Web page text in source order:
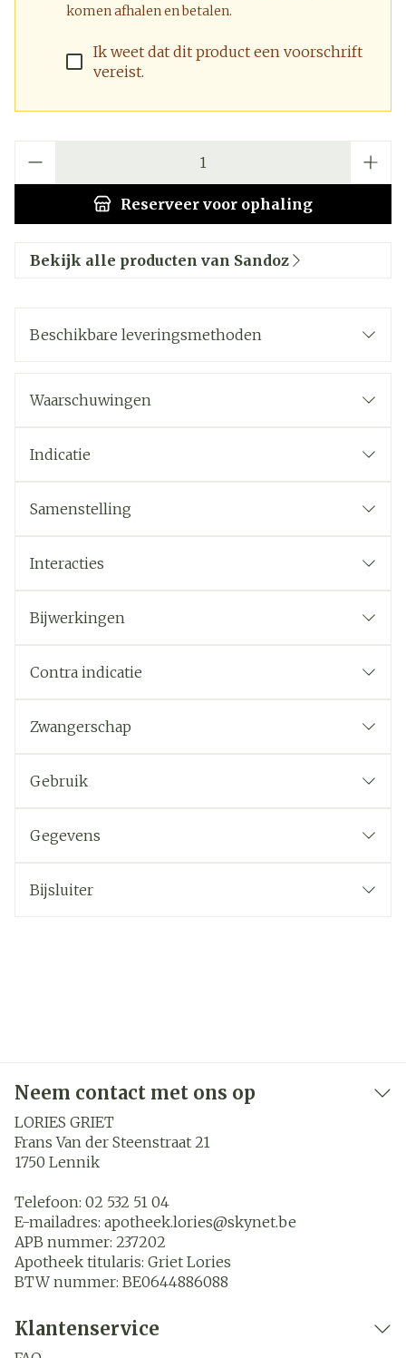
komen afhalen en betalen.
Ik weet dat dit product een voorschrift
vereist.
Reserveer voor ophaling
Bekijk alle producten van Sandoz
Beschikbare leveringsmethoden
Waarschuwingen
Indicatie
Samenstelling
Interacties
Bijwerkingen
Contra indicatie
Zwangerschap
Gebruik
Gegevens
Bijsluiter
Neem contact met ons op
LORIES GRIET
Frans Van der Steenstraat 21
1750 Lennik
Telefoon: 02 532 51 04
E-mailadres: apotheek.lories@skynet.be
APB nummer: 237202
Apotheek titularis: Griet Lories
BTW nummer: BE0644886088
Klantenservice